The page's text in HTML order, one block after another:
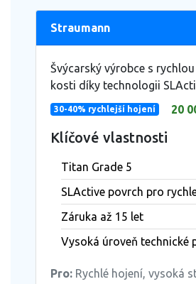
Straumann
Švýcarský výrobce s
kosti díky technologii
30-40% rychlejší hojení 20
Klíčové vlastnosti
Titan Grade 5
SLActive povrch pro
Záruka až 15 let
Vysoká úroveň technické
Pro: Rychlé hojení, vysoká